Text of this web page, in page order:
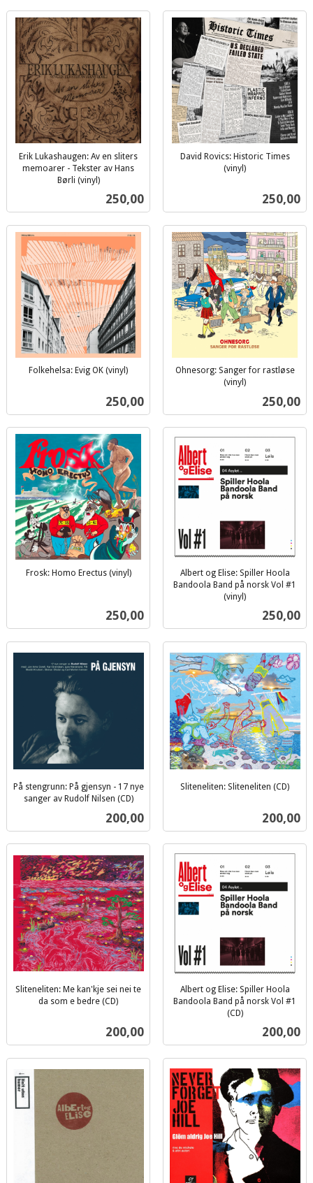
Erik Lukashaugen: Av en sliters
memoarer - Tekster av Hans
Børli (vinyl)
Pris
250,00
David Rovics: Historic Times
(vinyl)
Pris
250,00
Folkehelsa: Evig OK (vinyl)
Pris
250,00
Ohnesorg: Sanger for rastløse
(vinyl)
Pris
250,00
Frosk: Homo Erectus (vinyl)
Pris
250,00
Albert og Elise: Spiller Hoola
Bandoola Band på norsk Vol #1
(vinyl)
Pris
250,00
På stengrunn: På gjensyn - 17 nye
sanger av Rudolf Nilsen (CD)
Pris
200,00
Sliteneliten: Sliteneliten (CD)
Pris
200,00
Sliteneliten: Me kan'kje sei nei te
da som e bedre (CD)
Pris
200,00
Albert og Elise: Spiller Hoola
Bandoola Band på norsk Vol #1
(CD)
Pris
200,00